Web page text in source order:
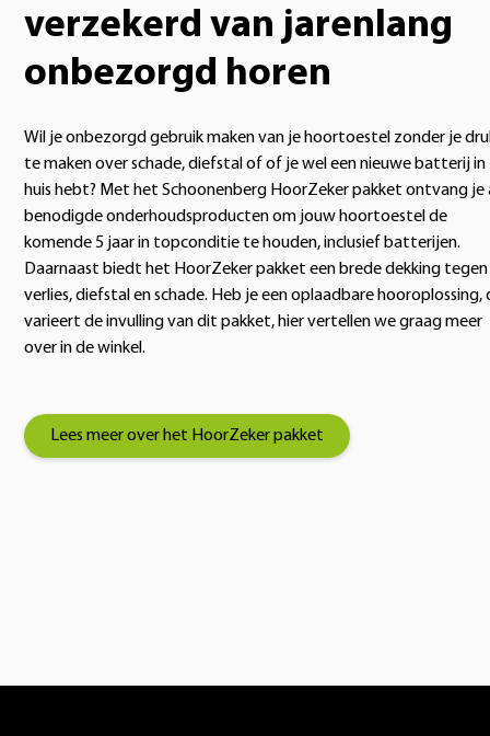
verzekerd van jarenlang
onbezorgd horen
Wil je onbezorgd gebruik maken van je hoortoestel zonder je
te maken over schade, diefstal of of je wel een nieuwe batterij in
huis hebt? Met het Schoonenberg HoorZeker pakket ontvang je
benodigde onderhoudsproducten om jouw hoortoestel de
komende 5 jaar in topconditie te houden, inclusief batterijen.
Daarnaast biedt het HoorZeker pakket een brede dekking tegen
verlies, diefstal en schade. Heb je een oplaadbare hooroplossing,
varieert de invulling van dit pakket, hier vertellen we graag meer
over in de winkel.
Lees meer over het HoorZeker pakket